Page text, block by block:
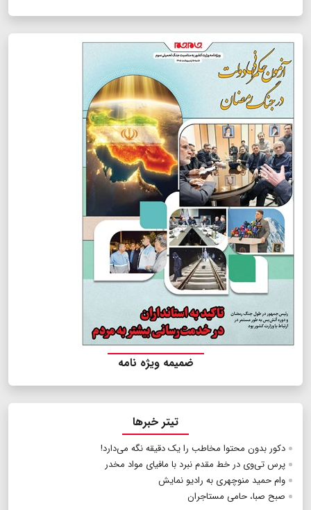
ضمیمه ویژه نامه
تیتر خبرها
دکور بدون محتوا مخاطب را یک دقیقه نگه می‌دارد!
پرس تی‌وی در خط مقدم نبرد با مافیای مواد مخدر
وام حمید منوچهری به رادیو نمایش
صبح صبا، حامی مستاجران